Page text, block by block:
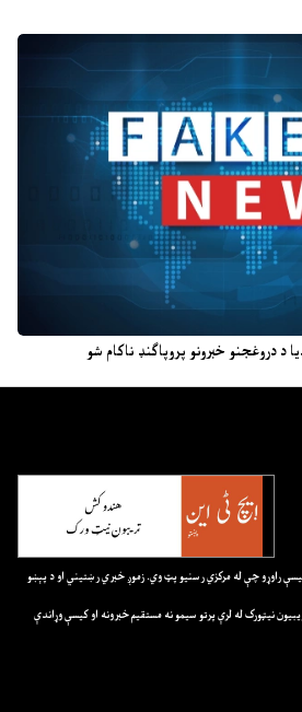
راوړو چې له مرکزي رسنيو پټ وي. زموږ خبري رښتيني او د پېښو
نيټورک له لرې پرتو سيمو نه مستقيم خبرونه او کيسې وړاندې